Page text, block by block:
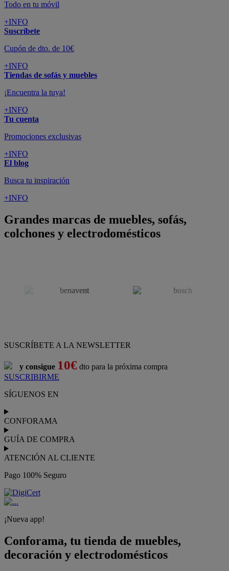
Todo en tu móvil
+INFO
Suscríbete
Cupón de dto. de 10€
+INFO
Tiendas de sofás y muebles
¡Encuentra la tuya!
+INFO
Tu cuenta
Promociones exclusivas
+INFO
El blog
Busca tu inspiración
+INFO
Grandes marcas de muebles, sofás,
colchones y electrodomésticos
SUSCRÍBETE A LA NEWSLETTER
y consigue 10€ dto para la próxima compra
SUSCRIBIRME
SÍGUENOS EN
CONFORAMA
GUÍA DE COMPRA
ATENCIÓN AL CLIENTE
Pago 100% Seguro
¡Nueva app!
Conforama, tu tienda de muebles,
decoración y electrodomésticos